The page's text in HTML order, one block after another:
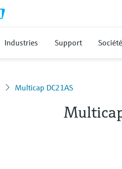
Industries Support Société
Multicap DC21AS